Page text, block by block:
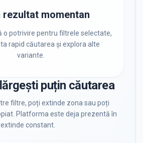
rezultat momentan
o potrivire pentru filtrele selectate,
rapid căutarea și explora alte
variante.
puțin căutarea
filtre, poți extinde zona sau poți
Platforma este deja prezentă în
constant.